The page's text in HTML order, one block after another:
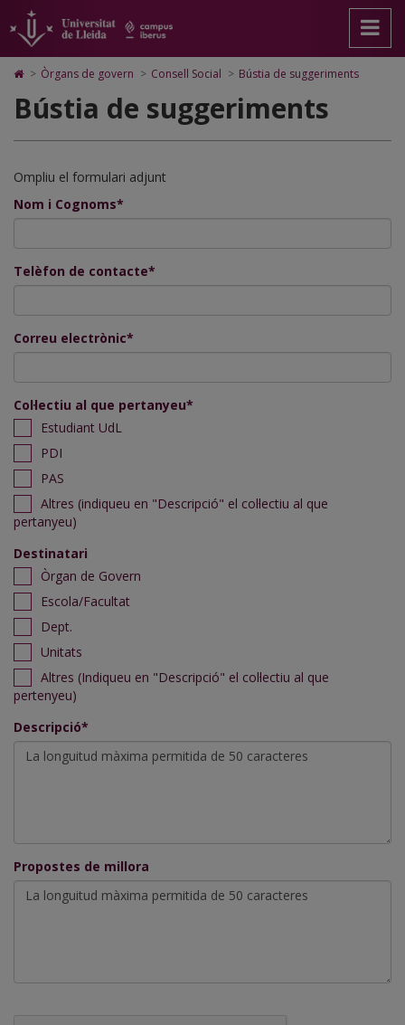
Bústia
de
suggeriments
pàgina
principal.
Universitat
contingut
principal
pàgina
Mapa
Web.
Universitat
Lleida
Cerca
Accessibilitat.
Universitat
Lleida
Icono
Home
para
página
inicio
> Òrgans de govern > Consell Social > Bústia de suggeriments
Bústia de suggeriments
Ompliu el formulari adjunt
Nom i Cognoms*
Telèfon de contacte*
Correu electrònic*
Col·lectiu al que pertanyeu*
Estudiant UdL
PDI
PAS
Altres (indiqueu en "Descripció" el col·lectiu al que
pertanyeu)
Destinatari
Òrgan de Govern
Escola/Facultat
Dept.
Unitats
Altres (Indiqueu en "Descripció" el col·lectiu al que
pertenyeu)
Descripció*
Propostes de millora